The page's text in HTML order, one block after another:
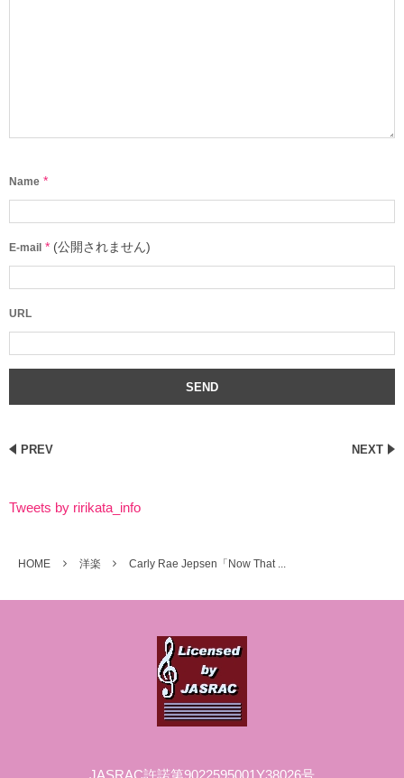
Name *
E-mail * (公開されません)
URL
PREV NEXT
Tweets by ririkata_info
HOME 洋楽 Carly Rae Jepsen「Now That ...